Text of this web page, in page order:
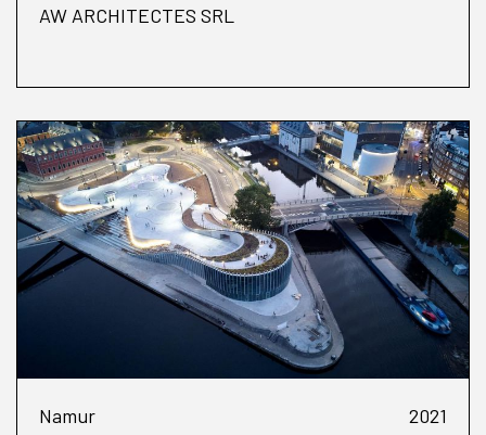
AW ARCHITECTES SRL
Namur 2021